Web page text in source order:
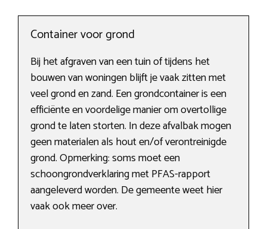
Container voor grond
Bij het afgraven van een tuin of tijdens het
bouwen van woningen blijft je vaak zitten met
veel grond en zand. Een grondcontainer is een
efficiënte en voordelige manier om overtollige
grond te laten storten. In deze afvalbak mogen
geen materialen als hout en/of verontreinigde
grond. Opmerking: soms moet een
schoongrondverklaring met PFAS-rapport
aangeleverd worden. De gemeente weet hier
vaak ook meer over.